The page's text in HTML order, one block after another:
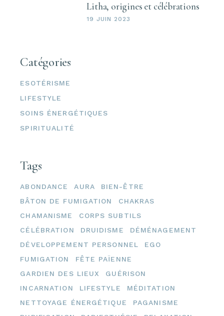
Litha, origines et célébrations
19 JUIN 2023
Catégories
ESOTÉRISME
LIFESTYLE
SOINS ÉNERGÉTIQUES
SPIRITUALITÉ
Tags
ABONDANCE AURA
BIEN-ÊTRE
BÂTON DE FUMIGATION
CHAKRAS
CHAMANISME
CORPS SUBTILS
CÉLÉBRATION
DRUIDISME
DÉMÉNAGEMENT
DÉVELOPPEMENT PERSONNEL
EGO
FUMIGATION
FÊTE PAÏENNE
GARDIEN DES LIEUX
GUÉRISON
INCARNATION
LIFESTYLE
MÉDITATION
NETTOYAGE ÉNERGÉTIQUE
PAGANISME